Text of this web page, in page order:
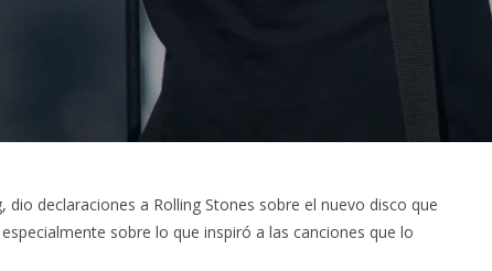
dio declaraciones a Rolling Stones sobre el nuevo disco que
sobre lo que inspiró a las canciones que lo